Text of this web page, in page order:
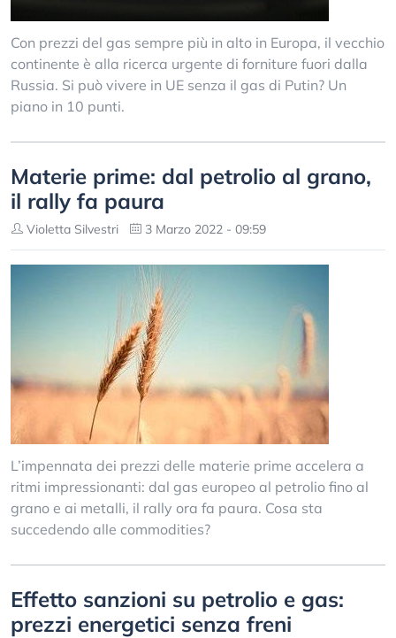
Con prezzi del gas sempre più in alto in Europa, il vecchio
continente è alla ricerca urgente di forniture fuori dalla
Russia. Si può vivere in UE senza il gas di Putin? Un
piano in 10 punti.
Materie prime: dal petrolio al grano,
il rally fa paura
Violetta Silvestri 3 Marzo 2022 - 09:59
L’impennata dei prezzi delle materie prime accelera a
ritmi impressionanti: dal gas europeo al petrolio fino al
grano e ai metalli, il rally ora fa paura. Cosa sta
succedendo alle commodities?
Effetto sanzioni su petrolio e gas:
prezzi energetici senza freni